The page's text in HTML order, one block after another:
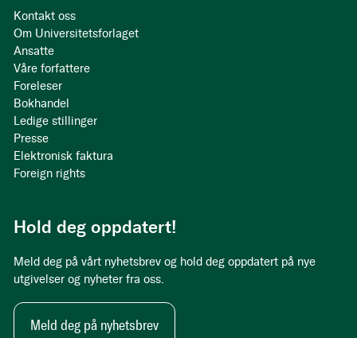
Kontakt oss
Om Universitetsforlaget
Ansatte
Våre forfattere
Foreleser
Bokhandel
Ledige stillinger
Presse
Elektronisk faktura
Foreign rights
Hold deg oppdatert!
Meld deg på vårt nyhetsbrev og hold deg oppdatert på nye
utgivelser og nyheter fra oss.
Meld deg på nyhetsbrev